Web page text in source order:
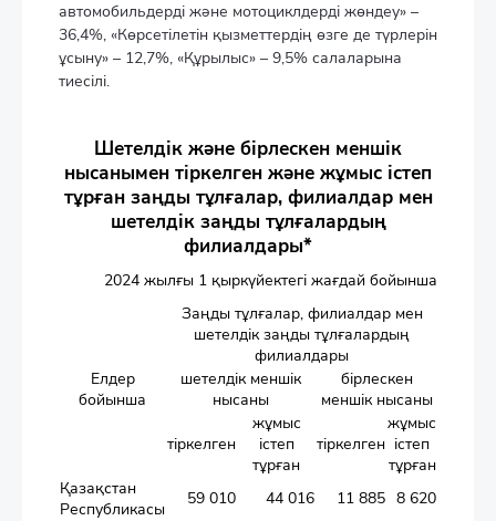
автомобильдерді және мотоциклдерді жөндеу» –
36,4%, «Көрсетілетін қызметтердің өзге де түрлерін
ұсыну» – 12,7%, «Құрылыс» – 9,5% салаларына
тиесілі.
Шетелдік және бірлескен меншік
нысанымен тіркелген және жұмыс істеп
тұрған заңды тұлғалар, филиалдар мен
шетелдік заңды тұлғалардың
филиалдары*
2024 жылғы 1 қыркүйектегі жағдай бойынша
Елдер
бойынша
Заңды тұлғалар, филиалдар мен
шетелдік заңды тұлғалардың
филиалдары
шетелдік меншік
нысаны
бірлескен
меншік нысаны
тіркелген
жұмыс
істеп
тұрған
тіркелген
жұмыс
істеп
тұрған
Қазақстан
Республикасы
59 010 44 016 11 885 8 620